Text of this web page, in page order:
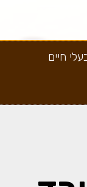
חיים